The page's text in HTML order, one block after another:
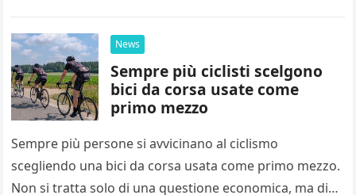
casa,…
News
Sempre più ciclisti scelgono
bici da corsa usate come
primo mezzo
Sempre più persone si avvicinano al ciclismo
scegliendo una bici da corsa usata come primo mezzo.
Non si tratta solo di una questione economica, ma di